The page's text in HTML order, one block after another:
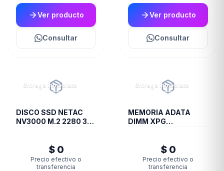
Ver producto
Consultar
Ver producto
Consultar
Entrega inmediata
DISCO SSD NETAC
NV3000 M.2 2280 3D
$ 0
Precio efectivo o
transferencia
Entrega inmediata
MEMORIA ADATA
DIMM XPG
$ 0
Precio efectivo o
transferencia